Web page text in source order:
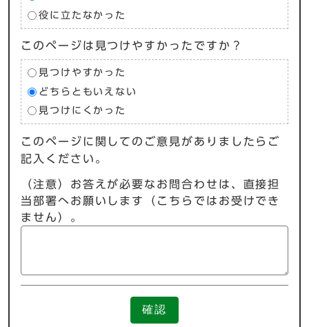
役に立たなかった
このページは見つけやすかったですか？
見つけやすかった
どちらともいえない
見つけにくかった
このページに関してのご意見がありましたらご
記入ください。
（注意）お答えが必要なお問合わせは、直接担
当部署へお願いします（こちらではお受けでき
ません）。
確認